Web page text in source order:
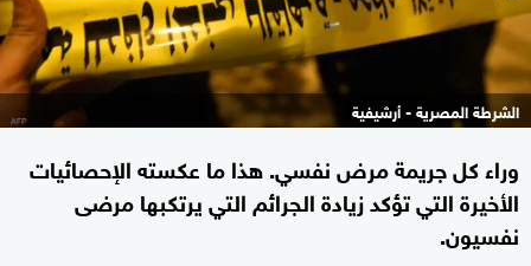
الشرطة المصرية - أرشيفية
وراء كل جريمة مرض نفسي. هذا ما عكسته الإحصائيات
الأخيرة التي تؤكد زيادة الجرائم التي يرتكبها مرضى
نفسيون.